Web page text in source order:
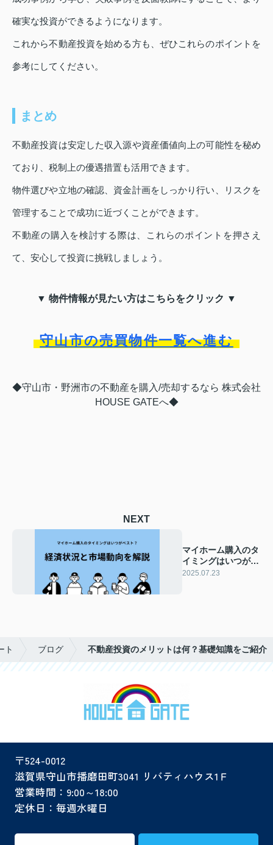
確実な投資ができるようになります。
これから不動産投資を始める方も、ぜひこれらのポイントを
参考にしてください。
まとめ
不動産投資は安定した収入源や資産価値向上の可能性を秘め
ており、税制上の優遇措置も活用できます。
物件選びや立地の確認、資金計画をしっかり行い、リスクを
管理することで成功に近づくことができます。
不動産の購入を検討する際は、これらのポイントを押さえ
て、安心して投資に挑戦しましょう。
▼ 物件情報が見たい方はこちらをクリック ▼
守山市の売買物件一覧へ進む
◆守山市・野洲市の不動産を購入/売却するなら 株式会社
HOUSE GATEへ◆
NEXT
マイホーム購入のタ
イミングはいつがベ
スト？経済状況と市
2025.07.23
ト ブログ 不動産投資のメリットは何？基礎知識をご紹介
〒524-0012
滋賀県守山市播磨田町3041 リバティハウス1Ｆ
営業時間：9:00～18:00
定休日：毎週水曜日